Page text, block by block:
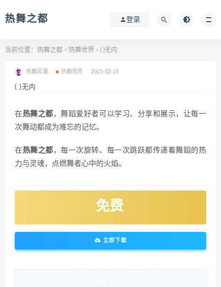
热舞之都 登录
当前位置： 热舞之都 > 热舞世界 > ( )无内
热舞风暴 热舞世界 2023-02-21
( )无内
在热舞之都 ，舞蹈爱好者可以学习、分享和展示，让每一
次舞动都成为难忘的记忆。
在热舞之都 ，每一次旋转、每一次跳跃都传递着舞蹈的热
力与灵魂，点燃舞者心中的火焰。
免费
立即下载